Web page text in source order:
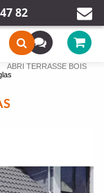
82
ABRI TERRASSE BOIS